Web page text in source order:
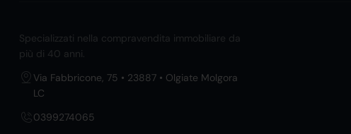
Specializzati nella compravendita immobiliare da
più di 40 anni.
Via Fabbricone, 75 • 23887 • Olgiate Molgora
LC
0399274065